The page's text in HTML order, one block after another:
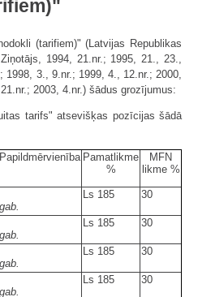
(tarifiem)" (Latvijas Republikas
1994, 21.nr.; 1995, 21., 23.,
1998, 3., 9.nr.; 1999, 4., 12.nr.; 2000,
2003, 4.nr.) šādus grozījumus:
tarifs" atsevišķas pozīcijas šādā
Papildmērvienība Pamatlikme
%
MFN
likme %
gab.
Ls 185 30
gab.
Ls 185 30
gab.
Ls 185 30
gab.
Ls 185 30